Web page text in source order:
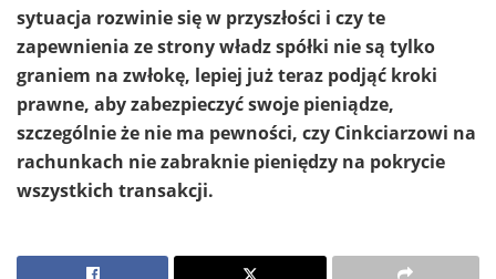
sytuacja rozwinie się w przyszłości i czy te
zapewnienia ze strony władz spółki nie są tylko
graniem na zwłokę, lepiej już teraz podjąć kroki
prawne, aby zabezpieczyć swoje pieniądze,
szczególnie że nie ma pewności, czy Cinkciarzowi na
rachunkach nie zabraknie pieniędzy na pokrycie
wszystkich transakcji.